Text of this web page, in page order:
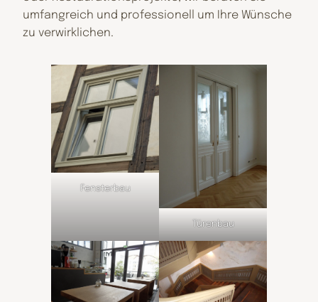
umfangreich und professionell um Ihre Wünsche
zu verwirklichen.
Fensterbau
Türenbau